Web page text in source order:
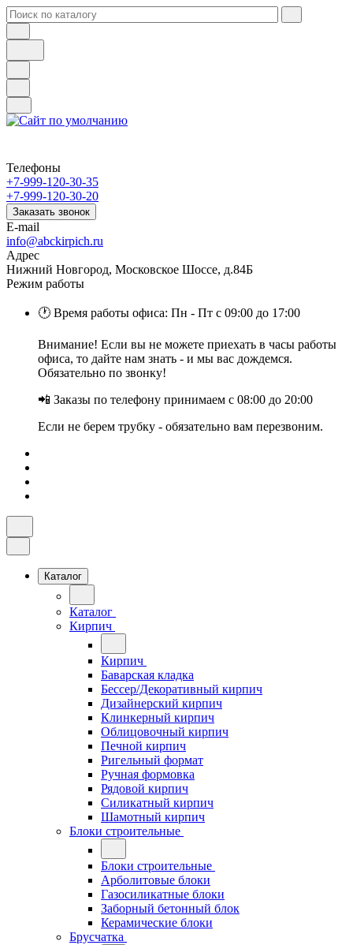
Телефоны
+7-999-120-30-35
+7-999-120-30-20
Заказать звонок
E-mail
info@abckirpich.ru
Адрес
Нижний Новгород, Московское Шоссе, д.84Б
Режим работы
🕐 Время работы офиса: Пн - Пт с 09:00 до 17:00
Внимание! Если вы не можете приехать в часы работы
офиса, то дайте нам знать - и мы вас дождемся.
Обязательно по звонку!
📲 Заказы по телефону принимаем с 08:00 до 20:00
Если не берем трубку - обязательно вам перезвоним.
Каталог
Каталог
Кирпич
Кирпич
Баварская кладка
Бессер/Декоративный кирпич
Дизайнерский кирпич
Клинкерный кирпич
Облицовочный кирпич
Печной кирпич
Ригельный формат
Ручная формовка
Рядовой кирпич
Силикатный кирпич
Шамотный кирпич
Блоки строительные
Блоки строительные
Арболитовые блоки
Газосиликатные блоки
Заборный бетонный блок
Керамические блоки
Брусчатка